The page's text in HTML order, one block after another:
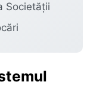
Societății